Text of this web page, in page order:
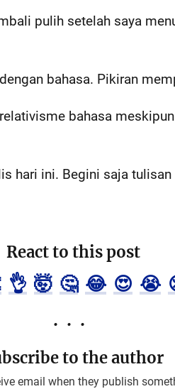
pulih setelah saya
bahasa. Pikiran
bahasa
hari ini. Begini saja tulisan
React to this post
👌 🤯 🤔 😂 😍 😭
to the author
email when they publish